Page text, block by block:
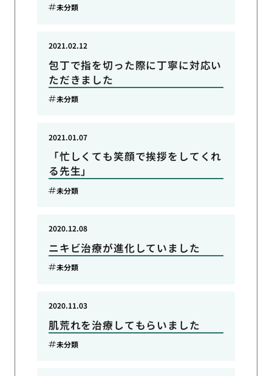
未分類
包丁で指を切った際に丁寧に対応い
ただきました
2021.02.12
未分類
「忙しくても笑顔で挨拶をしてくれ
る先生」
2021.01.07
未分類
ニキビ治療が進化していました
2020.12.08
未分類
肌荒れを治療してもらいました
2020.11.03
未分類